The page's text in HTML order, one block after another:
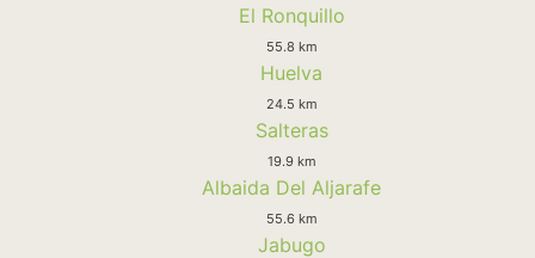
El Ronquillo
55.8 km
Huelva
24.5 km
Salteras
19.9 km
Albaida Del Aljarafe
55.6 km
Jabugo